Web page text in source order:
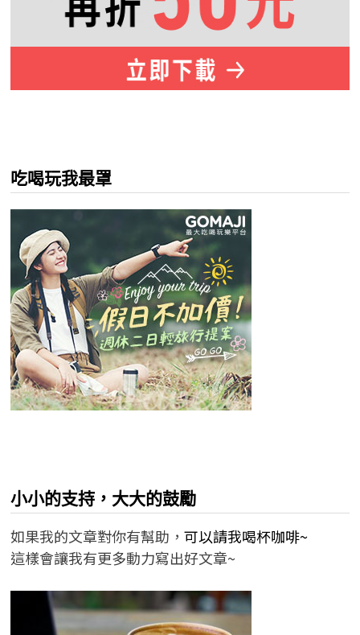
吃喝玩我最罩
小小的支持，大大的鼓勵
如果我的文章對你有幫助， 可以請我喝杯咖啡~
這樣會讓我有更多動力寫出好文章~